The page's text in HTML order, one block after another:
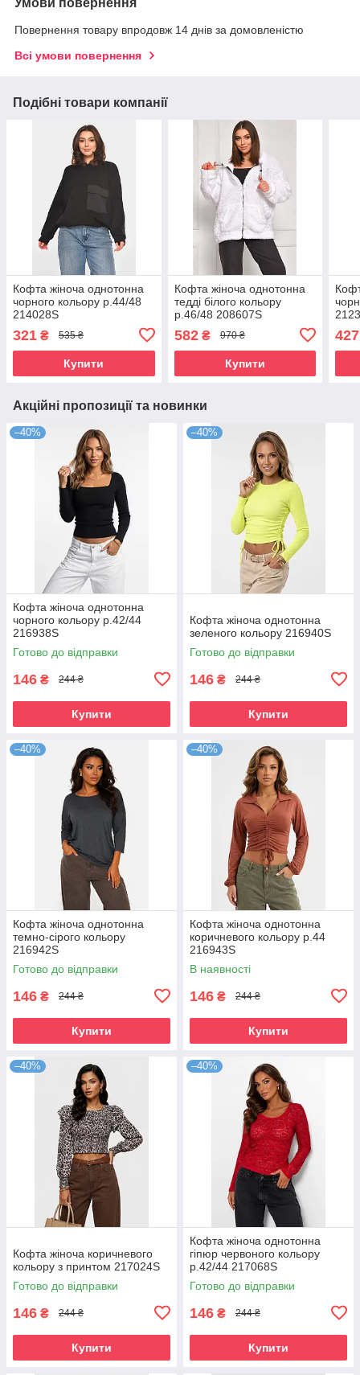
Умови повернення
Повернення товару впродовж 14 днів за домовленістю
Всі умови повернення
Подібні товари компанії
Кофта жіноча однотонна
чорного кольору р.44/48
214028S
321 ₴ 535 ₴
Купити
Кофта жіноча однотонна
тедді білого кольору
р.46/48 208607S
582₴ 970 ₴
Купити
427
Акційні пропозиції та новинки
–40%
Кофта жіноча однотонна
чорного кольору р.42/44
216938S
Готово до відправки
146 ₴ 244 ₴
Купити
–40%
Кофта жіноча однотонна
зеленого кольору 216940S
Готово до відправки
146 ₴ 244 ₴
Купити
–40%
Кофта жіноча однотонна
темно-сірого кольору
216942S
Готово до відправки
146 ₴ 244 ₴
Купити
–40%
Кофта жіноча однотонна
коричневого кольору р.44
216943S
В наявності
146 ₴ 244 ₴
Купити
–40%
Кофта жіноча коричневого
кольору з принтом 217024S
Готово до відправки
146 ₴ 244 ₴
Купити
–40%
Кофта жіноча однотонна
гіпюр червоного кольору
р.42/44 217068S
Готово до відправки
146 ₴ 244 ₴
Купити